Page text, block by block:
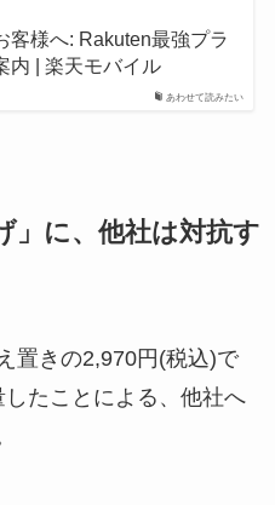
あわせて読みたい
客様へ: Rakuten最強プラ
内 | 楽天モバイル
」に、他社は対抗す
置きの2,970円(税込)で
たことによる、他社へ